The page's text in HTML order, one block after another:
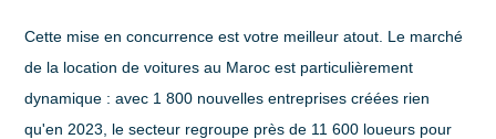
Cette mise en concurrence est votre meilleur atout. Le marché
de la location de voitures au Maroc est particulièrement
dynamique : avec 1 800 nouvelles entreprises créées rien
qu'en 2023 , le secteur regroupe près de 11 600 loueurs pour